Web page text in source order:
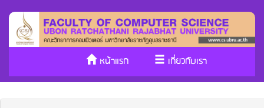
หน้าแรก
เกี่ยวกับเรา